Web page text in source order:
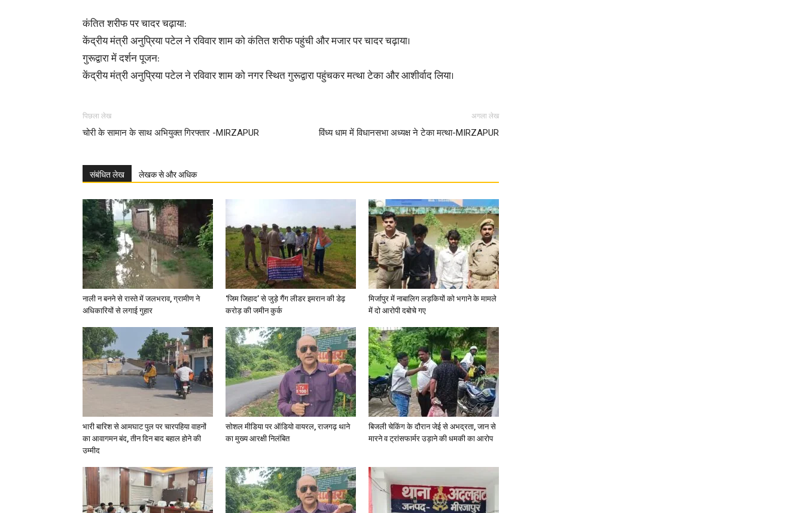
कंतित शरीफ पर चादर चढ़ाया:
केंद्रीय मंत्री अनुप्रिया पटेल ने रविवार शाम को कंतित शरीफ पहुंची और मजार पर चादर चढ़ाया।
गुरूद्वारा में दर्शन पूजन:
केंद्रीय मंत्री अनुप्रिया पटेल ने रविवार शाम को नगर स्थित गुरूद्वारा पहुंचकर मत्था टेका और आशीर्वाद लिया।
पिछला लेख
चोरी के सामान के साथ अभियुक्त गिरफ्तार -MIRZAPUR
अगला लेख
विंध्य धाम में विधानसभा अध्यक्ष ने टेका मत्था-MIRZAPUR
संबंधित लेख लेखक से और अधिक
नाली न बनने से रास्ते में जलभराव, ग्रामीण ने
अधिकारियों से लगाई गुहार
‘जिम जिहाद’ से जुड़े गैंग लीडर इमरान की डेढ़
करोड़ की जमीन कुर्क
मिर्जापुर में नाबालिग लड़कियों को भगाने के मामले
में दो आरोपी दबोचे गए
भारी बारिश से आमघाट पुल पर चारपहिया वाहनों
का आवागमन बंद, तीन दिन बाद बहाल होने की
उम्मीद
सोशल मीडिया पर ऑडियो वायरल, राजगढ़ थाने
का मुख्य आरक्षी निलंबित
बिजली चेकिंग के दौरान जेई से अभद्रता, जान से
मारने व ट्रांसफार्मर उड़ाने की धमकी का आरोप